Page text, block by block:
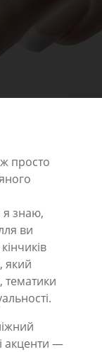
просто
я знаю,
ви
який
тематики
акценти —